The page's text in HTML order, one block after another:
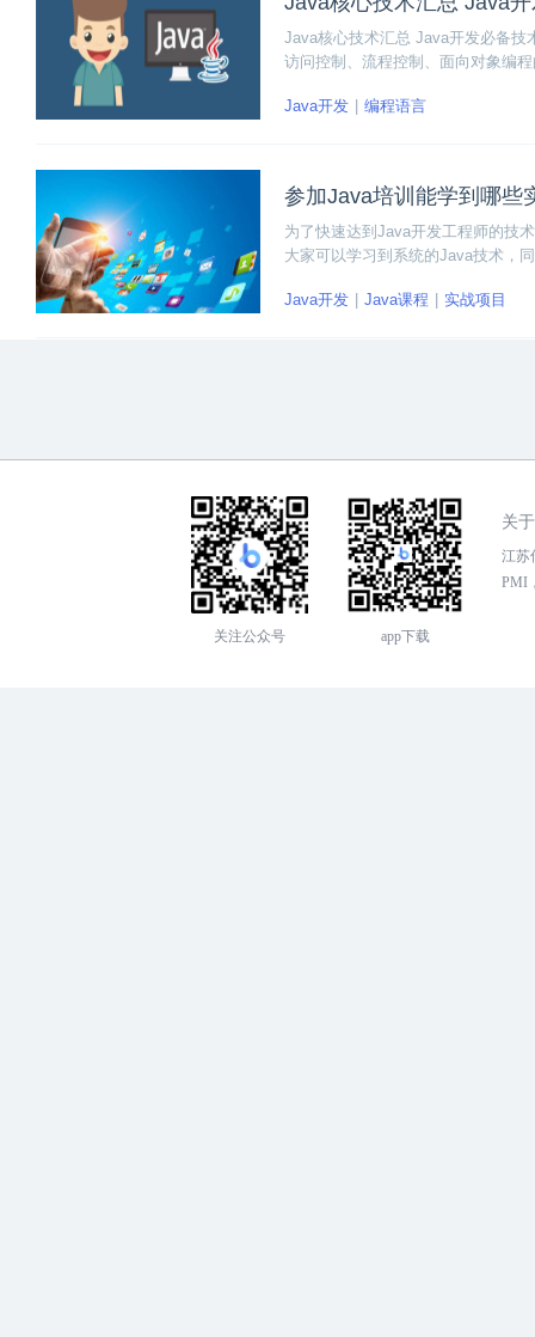
Java核心技术汇总 Java开发必备技
访问控制、流程控制、面向对象编
Java开发 编程语言
参加Java培训能学到哪些
为了快速达到Java开发工程师的技
大家可以学习到系统的Java技术，
Java开发
Java课程 实战项目
关注公众号 app下载
关
江苏
PMI